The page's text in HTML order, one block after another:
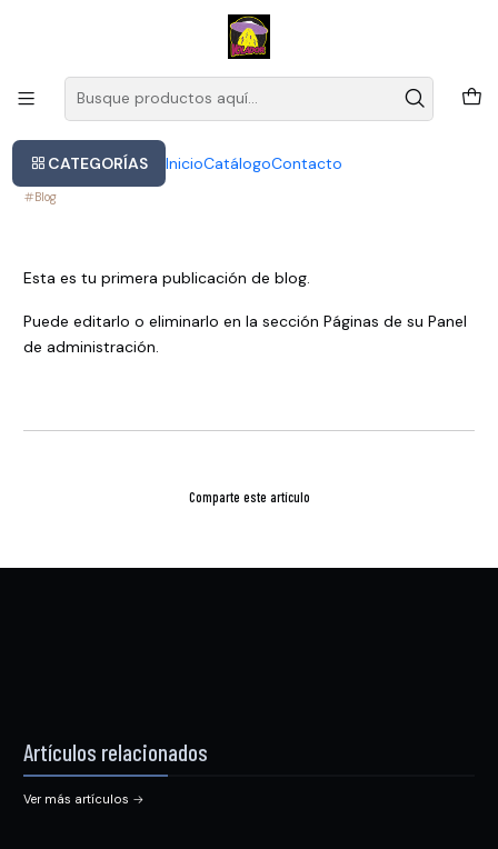
CATEGORÍAS InicioCatálogoContacto
Este es el texto del slide
Entrada del Blog
Blog
Esta es tu primera publicación de blog.
Puede editarlo o eliminarlo en la sección Páginas de su Panel
de administración.
Comparte este artículo
Artículos relacionados
Ver más artículos